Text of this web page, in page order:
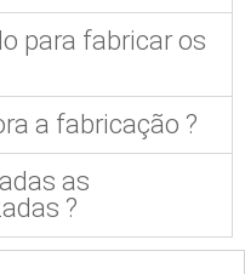
para fabricar os
a fabricação ?
as
?